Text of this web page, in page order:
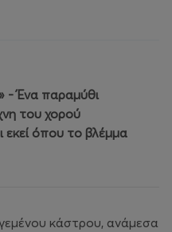
- Ένα παραμύθι
του χορού
εκεί όπου το βλέμμα
κάστρου, ανάμεσα